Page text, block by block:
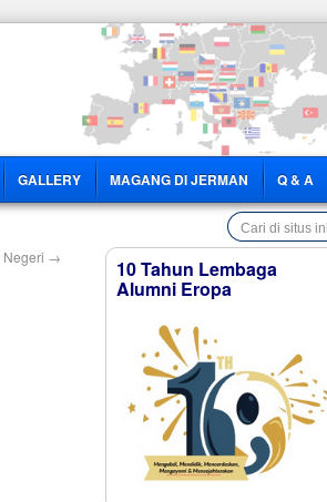
GALLERY MAGANG DI JERMAN Q & A
→ 10 Tahun Lembaga
Alumni Eropa